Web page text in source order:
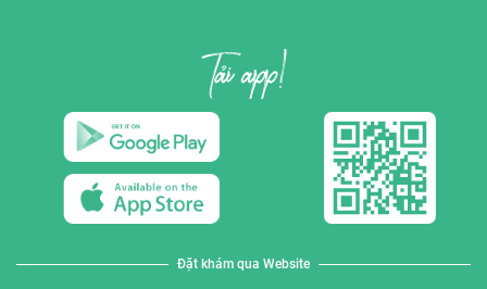
Đặt khám qua Website